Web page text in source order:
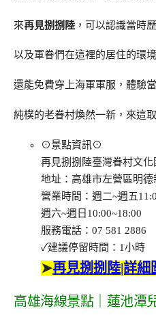
來再見捌捌陸 ，可以認識當時
以及軍眷們在這裡的居住的環
還能免費穿上海軍軍服，體驗
純樸的老眷村煥然一新，來這
⊙景點資訊⊙
再見捌捌陸臺灣眷村文化
地址：高雄市左營區明德
營業時間：週二~週五
週六~週日10:00~18:00
服務電話：07 581 2886
✓建議停留時間：1小時
➤再見捌捌陸|詳細
高雄海線景點｜蓮池潭